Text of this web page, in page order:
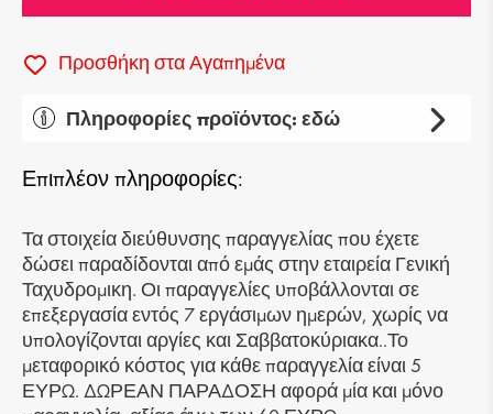
Προσθήκη στα Αγαπημένα
Πληροφορίες προϊόντος: εδώ
Τύπος: καθημερινός
Υλικό προσώπου: ύφασμα
Επιπλέον πληροφορίες:
Τα στοιχεία διεύθυνσης παραγγελίας που έχετε
δώσει παραδίδονται από εμάς στην εταιρεία Γενική
Ταχυδρομικη. Οι παραγγελίες υποβάλλονται σε
επεξεργασία εντός 7 εργάσιμων ημερών, χωρίς να
υπολογίζονται αργίες και Σαββατοκύριακα..Το
μεταφορικό κόστος για κάθε παραγγελία είναι 5
ΕΥΡΩ. ΔΩΡΕΑΝ ΠΑΡΑΔΟΣΗ αφορά μία και μόνο